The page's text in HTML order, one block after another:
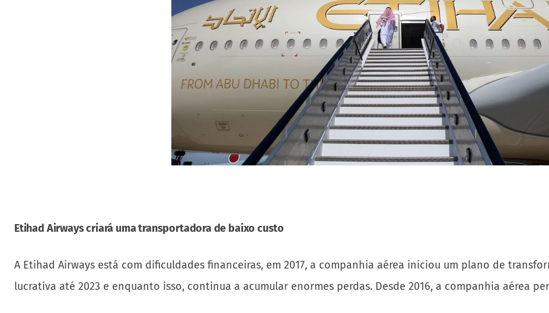
Etihad Airways criará uma transportadora de baixo custo
A Etihad Airways está com dificuldades financeiras, em 2017, a companhia aérea iniciou um plano de
lucrativa até 2023 e enquanto isso, continua a acumular enormes perdas. Desde 2016, a companhia aérea